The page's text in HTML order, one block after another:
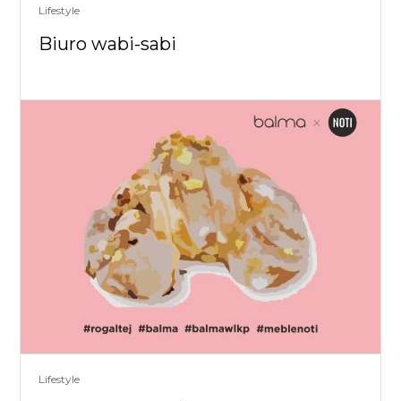
Lifestyle
Biuro wabi-sabi
Lifestyle